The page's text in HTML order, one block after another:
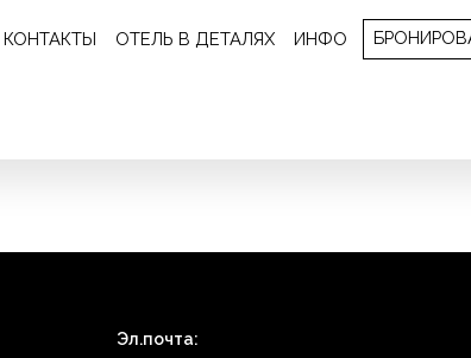
КОНТАКТЫ ОТЕЛЬ В ДЕТАЛЯХ ИНФО
Персонал выше всех похвал! P.S.: Желаем скорее
Эл.почта: